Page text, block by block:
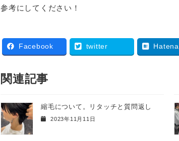
参考にしてください！
Facebook twitter Hatena
関連記事
縮毛について。リタッチと質問返し
2023年11月11日